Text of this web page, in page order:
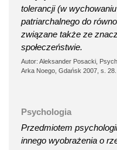
tolerancji (w
patriarchalnego do
związane także ze
społeczeństwie.
Autor: Aleksander Posacki,
Arka Noego, Gdańsk 2007, s. 28.
Psychologia
Przedmiotem
innego wyobrażenia o